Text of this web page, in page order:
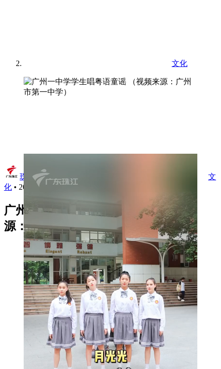
文化
珠江视频 •
文
化 • 2024年5月22日 11:18
广州一中学学生唱粤语童谣 （视频来
源：广州市第一中学）